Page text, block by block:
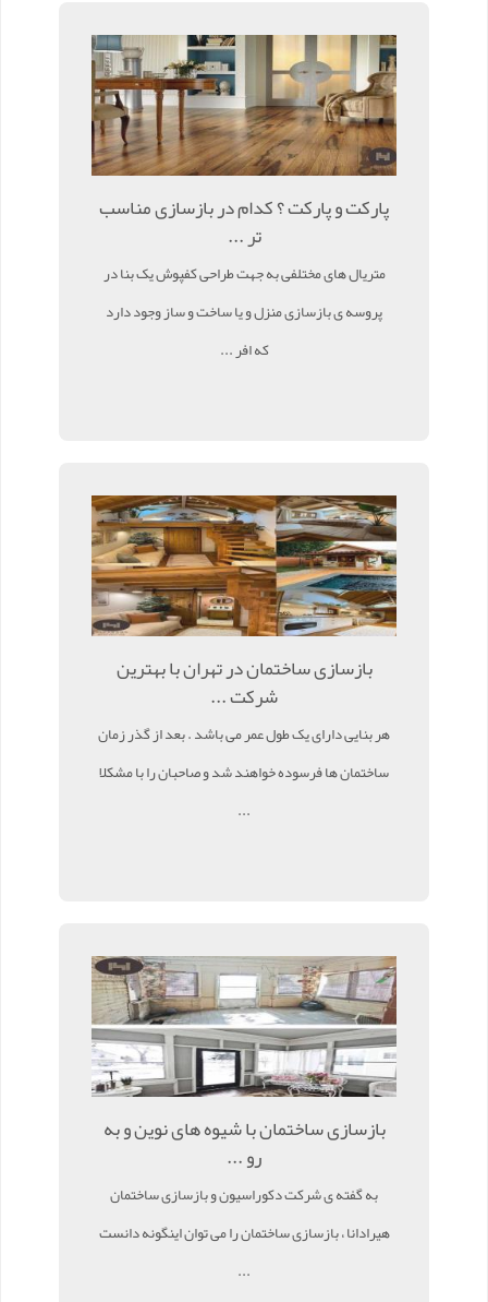
پارکت و پارکت ؟ کدام در بازسازی مناسب
تر ...
متریال های مختلفی به جهت طراحی کفپوش یک بنا در
پروسه ی بازسازی منزل و یا ساخت و ساز وجود دارد
که افر ...
بازسازی ساختمان در تهران با بهترین
شرکت ...
هر بنایی دارای یک طول عمر می باشد . بعد از گذر زمان
ساختمان ها فرسوده خواهند شد و صاحبان را با مشکلا
...
بازسازی ساختمان با شیوه های نوین و به
رو ...
به گفته ی شرکت دکوراسیون و بازسازی ساختمان
هیرادانا ، بازسازی ساختمان را می توان اینگونه دانست
...